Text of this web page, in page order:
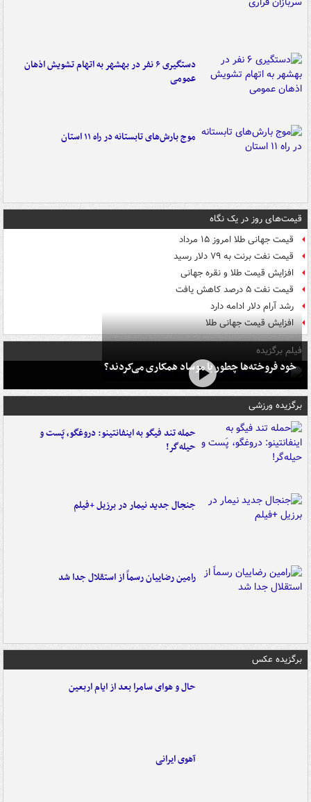
دستگیری ۶ نفر در بهشهر به اتهام تشویش اذهان
عمومی
موج بارش‌های تابستانه در راه ۱۱ استان
قیمت‌های روز در یک نگاه
قیمت جهانی طلا امروز ۱۵ مرداد
قیمت نفت برنت به ۷۹ دلار رسید
افزایش قیمت طلا و نقره جهانی
قیمت نفت ۵ درصد کاهش یافت
رشد آرام دلار ادامه دارد
افزایش قیمت جهانی طلا
فیلم برگزیده
خود فروخته‌ها چطور با موساد همکاری می‌کردند؟
برگزیده ورزشی
حمله تند فیگو به اینفانتینو: دروغگو، پَست‌ و
حیله‌گر!
جنجال جدید نیمار در برزیل +فیلم
رامین رضاییان رسماً از استقلال جدا شد
برگزیده عکس
حال و هوای سامرا بعد از ایام اربعین
آهوی ایرانی